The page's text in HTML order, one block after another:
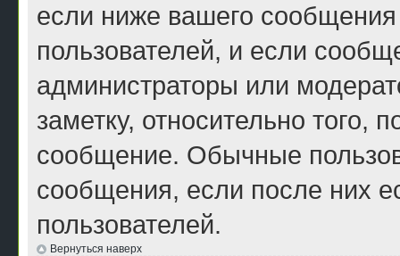
если ниже вашего
пользователей, и если
администраторы или
заметку, относительно того,
сообщение. Обычные
сообщения, если после них
пользователей.
Вернуться наверх